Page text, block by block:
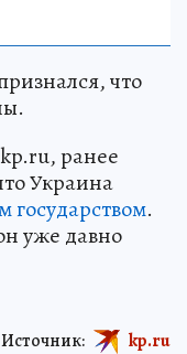
что
ранее
Украина
государством.
уже давно
Источник: kp.ru